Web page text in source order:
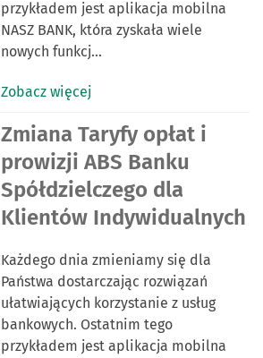
przykładem jest aplikacja mobilna
NASZ BANK, która zyskała wiele
nowych funkcj…
Zobacz więcej
DATA PUBLIKACJI:
Zmiana Taryfy opłat i
prowizji ABS Banku
Spółdzielczego dla
Klientów Indywidualnych
Każdego dnia zmieniamy się dla
Państwa dostarczając rozwiązań
ułatwiających korzystanie z usług
bankowych. Ostatnim tego
przykładem jest aplikacja mobilna